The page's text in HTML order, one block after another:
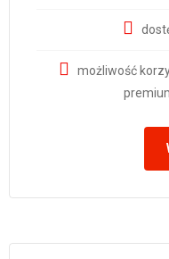
możliwość